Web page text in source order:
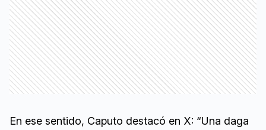
En ese sentido, Caputo destacó en X: “Una daga